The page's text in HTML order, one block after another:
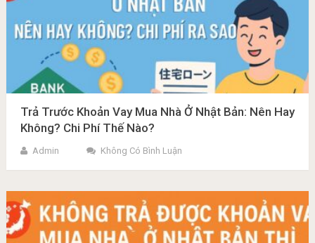
Trả Trước Khoản Vay Mua Nhà Ở Nhật Bản: Nên Hay
Không? Chi Phí Thế Nào?
Admin Không Có Bình Luận